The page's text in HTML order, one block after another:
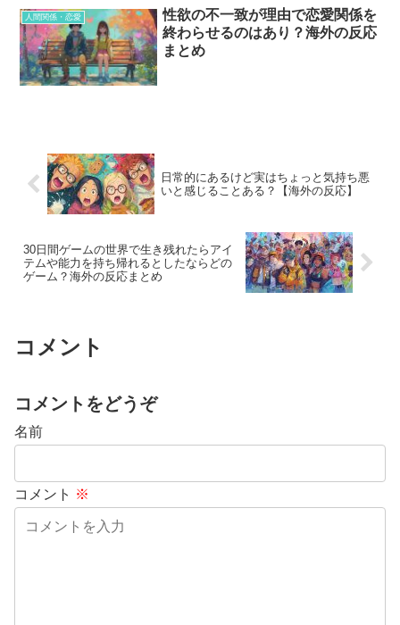
人間関係・恋愛
性欲の不一致が理由で恋愛関係を
終わらせるのはあり？海外の反応
まとめ
日常的にあるけど実はちょっと気持ち悪
いと感じることある？【海外の反応】
30日間ゲームの世界で生き残れたらアイ
テムや能力を持ち帰れるとしたならどの
ゲーム？海外の反応まとめ
コメント
コメントをどうぞ
名前
コメント ※